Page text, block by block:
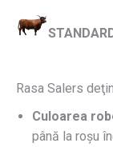
Rasa Salers
Culoarea
până la roșu